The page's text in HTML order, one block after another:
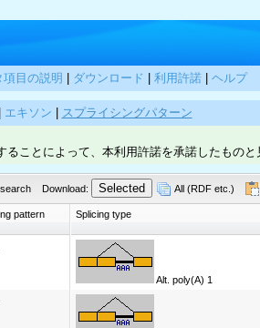
項目の説明 ダウンロード 利用許諾 ヘルプ
エキソン スプライシングパターン
ことによって、本利用許諾を承諾したものと
Download: All (RDF etc.)
pattern Splicing type
Alt. poly(A) 1